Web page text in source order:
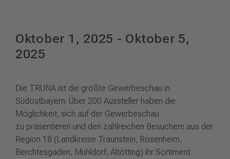
Oktober 1, 2025 - Oktober 5,
2025
Die TRUNA ist die größte Gewerbeschau in
Südostbayern. Über 200 Aussteller haben die
Möglichkeit, sich auf der Gewerbeschau
zu präsentieren und den zahlreichen Besuchern aus der
Region 18 (Landkreise Traunstein, Rosenheim,
Berchtesgaden, Mühldorf, Altötting) ihr Sortiment